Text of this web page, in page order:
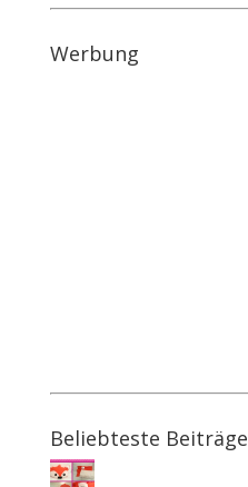
Werbung
Beliebteste Beiträge